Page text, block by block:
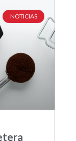
NOTICIAS